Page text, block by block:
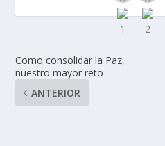
Como consolidar la Paz,
nuestro mayor reto
ANTERIOR